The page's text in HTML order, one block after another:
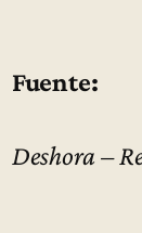
Fuente:
Deshora –